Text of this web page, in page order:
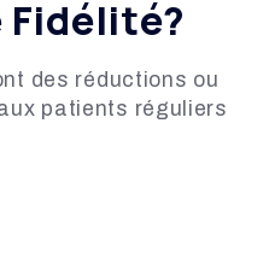
Fidélité?
des réductions ou
patients réguliers